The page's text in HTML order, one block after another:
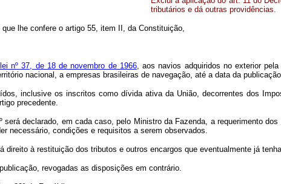
tributários e dá outras providências.
lhe confere o artigo 55, item II, da Constituição,
nº 37, de 18 de novembro de 1966, aos navios adquiridos no exterior
nacional, a empresas brasileiras de navegação, até a data da
inclusive os inscritos como dívida ativa da União, decorrentes dos
precedente.
será declarado, em cada caso, pelo Ministro da Fazenda, a requerimento
necessário, condições e requisitos a serem observados.
direito à restituição dos tributos e outros encargos que eventualmente já
revogadas as disposições em contrário.